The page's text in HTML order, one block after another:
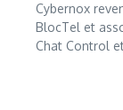
Cybernox
BlocTel et
Chat Control